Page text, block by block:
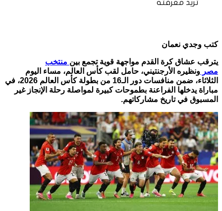
كتب وجدي نعمان
يترقب عشاق كرة القدم مواجهة قوية تجمع بين منتخب
مصر ونظيره الأرجنتيني، حامل لقب كأس العالم، مساء اليوم
الثلاثاء، ضمن منافسات دور الـ16 من بطولة كأس العالم 2026، في
مباراة يدخلها الفراعنة بطموحات كبيرة لمواصلة رحلة الإنجاز غير
المسبوق في تاريخ مشاركاتهم.